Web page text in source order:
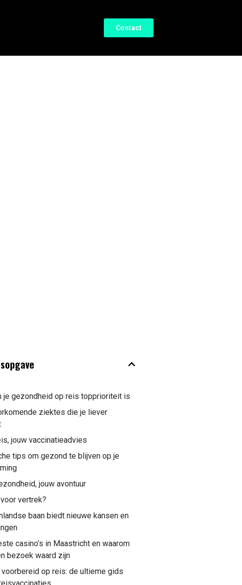
Contact
je gezondheid op reis topprioriteit is
ziektes die je liever
jouw vaccinatieadvies
tips om gezond te blijven op je
jouw avontuur
vertrek?
baan biedt nieuwe kansen en
casino’s in Maastricht en waarom
bezoek waard zijn
voorbereid op reis: de ultieme gids